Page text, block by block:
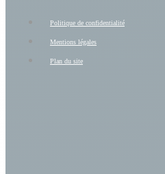
Politique de confidentialité
Mentions légales
Plan du site